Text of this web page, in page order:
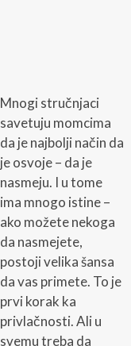
Mnogi stručnjaci
savetuju momcima
da je najbolji način da
je osvoje – da je
nasmeju. I u tome
ima mnogo istine –
ako možete nekoga
da nasmejete,
postoji velika šansa
da vas primete. To je
prvi korak ka
privlačnosti. Ali u
svemu treba da